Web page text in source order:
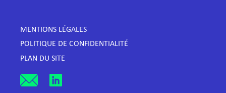
MENTIONS LÉGALES
POLITIQUE DE CONFIDENTIALITÉ
PLAN DU SITE